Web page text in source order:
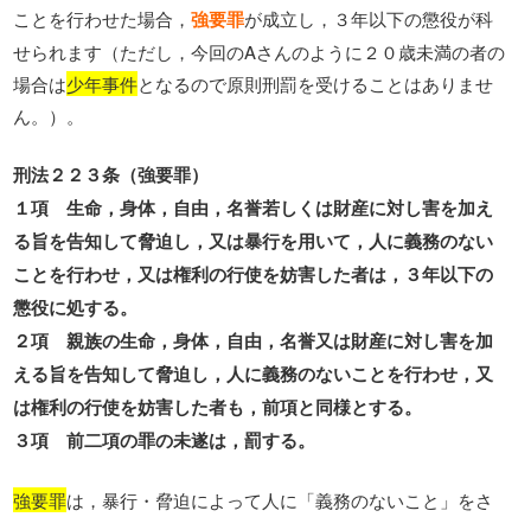
ことを行わせた場合，強要罪が成立し，３年以下の懲役が科
せられます（ただし，今回のAさんのように２０歳未満の者の
場合は少年事件となるので原則刑罰を受けることはありませ
ん。）。
刑法２２３条（強要罪）
１項 生命，身体，自由，名誉若しくは財産に対し害を加え
る旨を告知して脅迫し，又は暴行を用いて，人に義務のない
ことを行わせ，又は権利の行使を妨害した者は，３年以下の
懲役に処する。
２項 親族の生命，身体，自由，名誉又は財産に対し害を加
える旨を告知して脅迫し，人に義務のないことを行わせ，又
は権利の行使を妨害した者も，前項と同様とする。
３項 前二項の罪の未遂は，罰する。
強要罪は，暴行・脅迫によって人に「義務のないこと」をさ